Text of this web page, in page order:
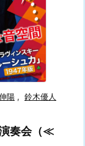
陽 , 鈴木優人
奏会（≪